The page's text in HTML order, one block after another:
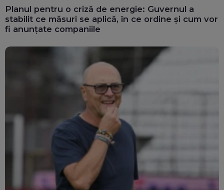
Planul pentru o criză de energie: Guvernul a
stabilit ce măsuri se aplică, în ce ordine și cum vor
fi anunțate companiile